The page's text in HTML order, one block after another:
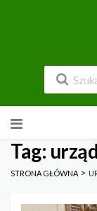
do
zawartości
Tag:
STRONA GŁÓWNA >